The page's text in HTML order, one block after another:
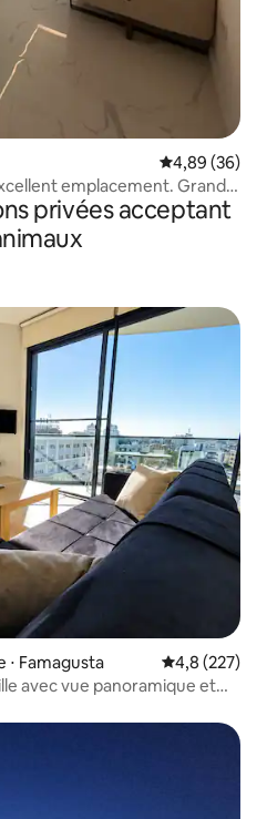
Évaluation
4,89 (36)
emplacement. Grand
privées acceptant
Famagusta Évaluation
4,8 (227)
avec vue panoramique et